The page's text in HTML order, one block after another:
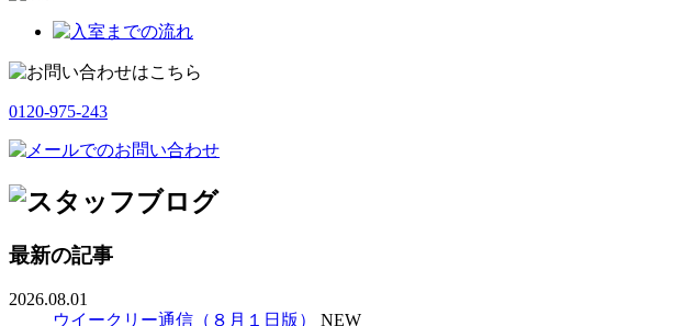
0120-975-243
最新の記事
2026.08.01
ウイークリー通信（８月１日版）
NEW